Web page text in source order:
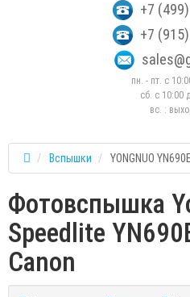
+7
+7
пн. - пт. с
сб. c 10:00
вс. :
Вспышки YONGNUO
Фотовспышка
Speedlite
Canon